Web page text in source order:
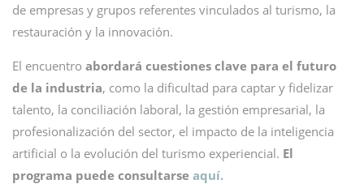
de empresas y grupos referentes vinculados al turismo, la
restauración y la innovación.
El encuentro abordará cuestiones clave para el futuro
de la industria, como la dificultad para captar y fidelizar
talento, la conciliación laboral, la gestión empresarial, la
profesionalización del sector, el impacto de la inteligencia
artificial o la evolución del turismo experiencial. El
programa puede consultarse aquí.